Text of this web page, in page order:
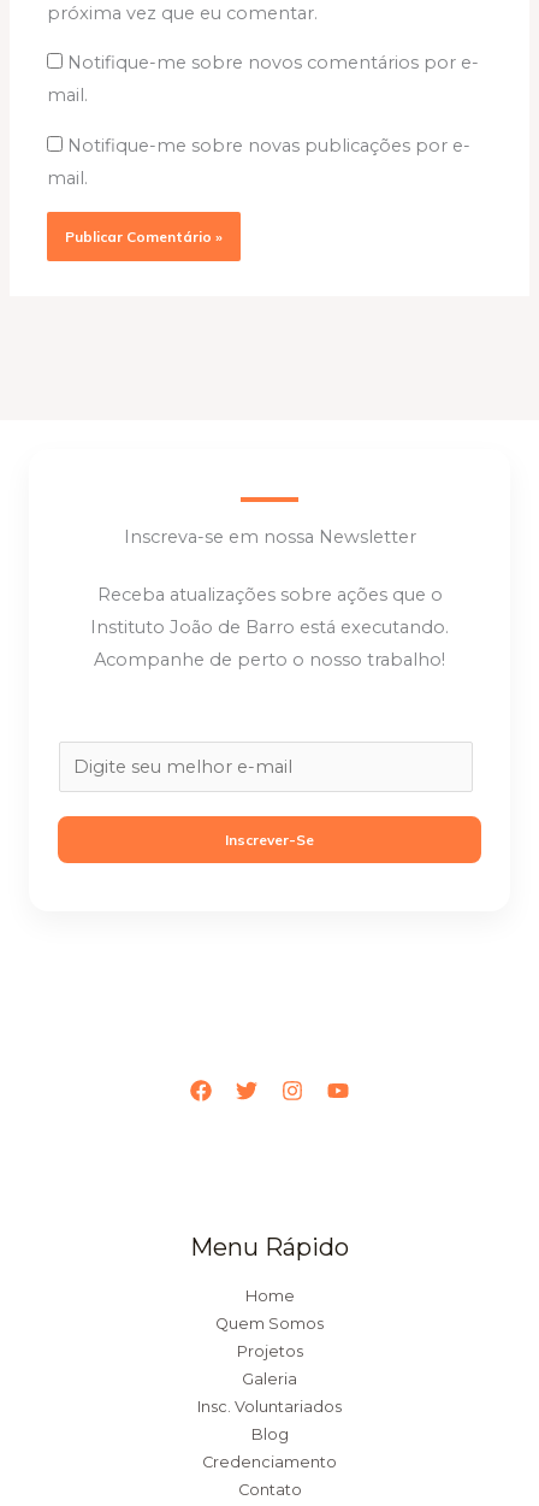
próxima vez que eu comentar.
Notifique-me sobre novos comentários por e-
mail.
Notifique-me sobre novas publicações por e-
mail.
Inscreva-se em nossa Newsletter
Receba atualizações sobre ações que o
Instituto João de Barro está executando.
Acompanhe de perto o nosso trabalho!
m
a
i
Inscrever-Se
Menu Rápido
Home
Quem Somos
Projetos
Galeria
Insc. Voluntariados
Blog
Credenciamento
Contato